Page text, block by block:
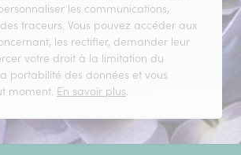
les communications,
traceurs. Vous pouvez accéder aux
les rectifier, demander leur
votre droit à la limitation du
portabilité des données et vous
moment. En savoir plus.